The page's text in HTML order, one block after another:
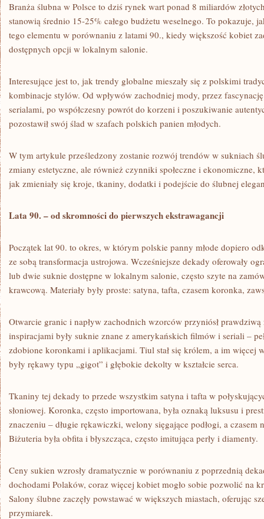
Branża ślubna w Polsce to dziś rynek wart ponad 8 miliardów
stanowią średnio 15-25% całego budżetu weselnego. To pokazuje,
tego elementu w porównaniu z latami 90., kiedy większość kobiet
dostępnych opcji w lokalnym salonie.
Interesujące jest to, jak trendy globalne mieszały się z polskimi
kombinacje stylów. Od wpływów zachodniej mody, przez
serialami, po współczesny powrót do korzeni i poszukiwanie
pozostawił swój ślad w szafach polskich panien młodych.
W tym artykule prześledzony zostanie rozwój trendów w sukniach
zmiany estetyczne, ale również czynniki społeczne i ekonomiczne,
jak zmieniały się kroje, tkaniny, dodatki i podejście do ślubnej
Lata 90. – od skromności do pierwszych ekstrawagancji
Początek lat 90. to okres, w którym polskie panny młode dopiero
ze sobą transformacja ustrojowa. Wcześniejsze dekady oferowały
lub dwie suknie dostępne w lokalnym salonie, często szyte na
krawcową. Materiały były proste: satyna, tafta, czasem koronka,
Otwarcie granic i napływ zachodnich wzorców przyniósł
inspiracjami były suknie znane z amerykańskich filmów i seriali –
zdobione koronkami i aplikacjami. Tiul stał się królem, a im więcej
były rękawy typu „gigot” i głębokie dekolty w kształcie serca.
Tkaniny tej dekady to przede wszystkim satyna i tafta w
słoniowej. Koronka, często importowana, była oznaką luksusu i
znaczeniu – długie rękawiczki, welony sięgające podłogi, a czasem
Biżuteria była obfita i błyszcząca, często imitująca perły i diamenty.
Ceny sukien wzrosły dramatycznie w porównaniu z poprzednią
dochodami Polaków, coraz więcej kobiet mogło sobie pozwolić na
Salony ślubne zaczęły powstawać w większych miastach, oferując
przymiarek.